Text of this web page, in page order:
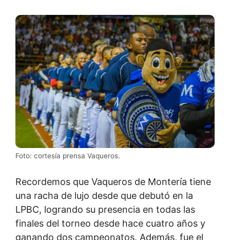
Foto: cortesía prensa Vaqueros.
Recordemos que Vaqueros de Montería tiene
una racha de lujo desde que debutó en la
LPBC, logrando su presencia en todas las
finales del torneo desde hace cuatro años y
ganando dos campeonatos. Además, fue el